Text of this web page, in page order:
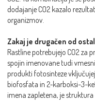
dodajanje CO2 kazalo
organizmov.
Zakaj je drugačen od
Rastline potrebujejo CO2 za
spojin imenovane tudi
produkti fotosinteze
biofosfata in 2-karboksi-3-
imena zapletena, je